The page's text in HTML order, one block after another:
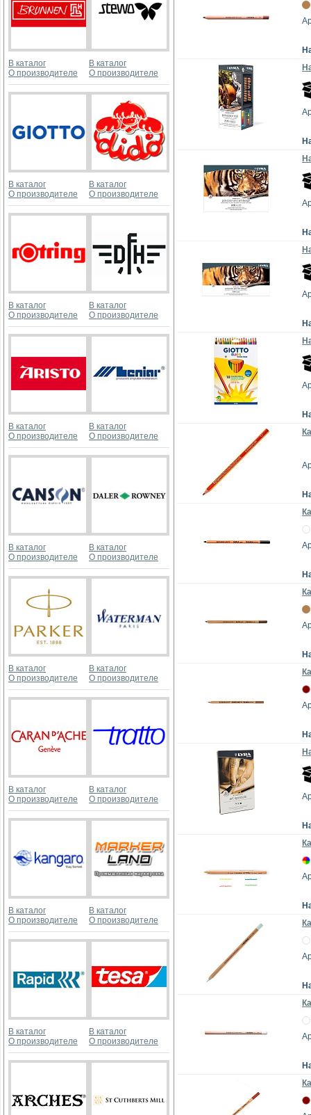
В каталог
О производителе
В каталог
О производителе
В каталог
О производителе
В каталог
О производителе
В каталог
О производителе
В каталог
О производителе
В каталог
О производителе
В каталог
О производителе
В каталог
О производителе
В каталог
О производителе
В каталог
О производителе
В каталог
О производителе
В каталог
О производителе
В каталог
О производителе
В каталог
О производителе
В каталог
О производителе
В каталог
О производителе
В каталог
О производителе